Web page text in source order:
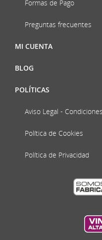
Formas de Pago
Preguntas frecuentes
MI CUENTA
BLOG
POLÍTICAS
Aviso Legal -
Política de Cookies
Política de Privacidad